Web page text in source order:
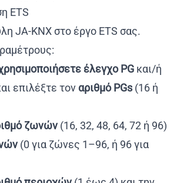
ETS
JA-KNX στο έργο ETS σας.
έλεγχο PG και/ή
επιλέξτε τον αριθμό PGs (16 ή
ζωνών(16, 32, 48, 64, 72 ή 96)
(0 για ζώνες 1–96, ή 96 για